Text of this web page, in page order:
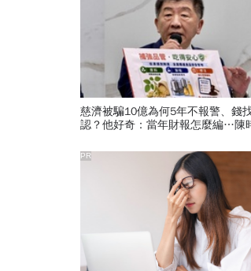
慈濟被騙10億為何5年不報警、錢
認？他好奇：當年財報怎麼編…陳
PR